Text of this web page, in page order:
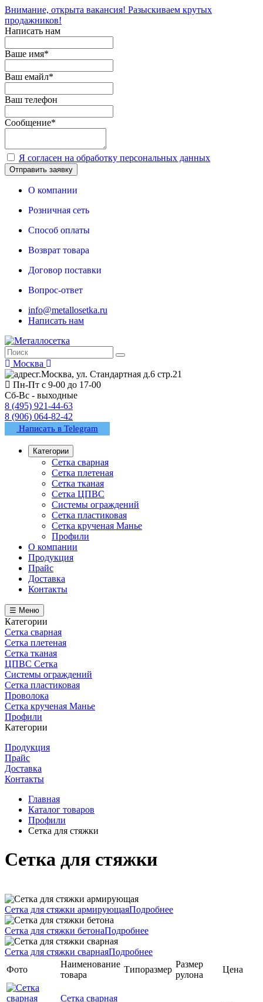
Внимание, открыта вакансия! Разыскиваем крутых
продажников!
Написать нам
Ваше имя*
Ваш емайл*
Ваш телефон
Сообщение*
Я согласен на обработку персональных данных
Отправить заявку
О компании
Розничная сеть
Способ оплаты
Возврат товара
Договор поставки
Вопрос-ответ
info@metallosetka.ru
Написать нам
Москва
г.Москва, ул. Стандартная д.6 стр.21
Пн-Пт с 9-00 до 17-00
Сб-Вс - выходные
8 (495) 921-44-63
8 (906) 064-82-42
Написать в Telegram
Категории
Сетка сварная
Сетка плетеная
Сетка тканая
Сетка ЦПВС
Системы ограждений
Сетка пластиковая
Сетка крученая Манье
Профили
О компании
Продукция
Прайс
Доставка
Контакты
☰ Меню
Категории
Сетка сварная
Сетка плетеная
Сетка тканая
ЦПВС Сетка
Системы ограждений
Сетка пластиковая
Проволока
Сетка крученая Манье
Профили
Категории
Продукция
Прайс
Доставка
Контакты
Главная
Каталог товаров
Профили
Сетка для стяжки
Сетка для стяжки
Сетка для стяжки армирующаяПодробнее
Сетка для стяжки бетонаПодробнее
Сетка для стяжки сварнаяПодробнее
Фото
Наименование
товара
Типоразмер
Размер
рулона
Цена
Cетка сварная